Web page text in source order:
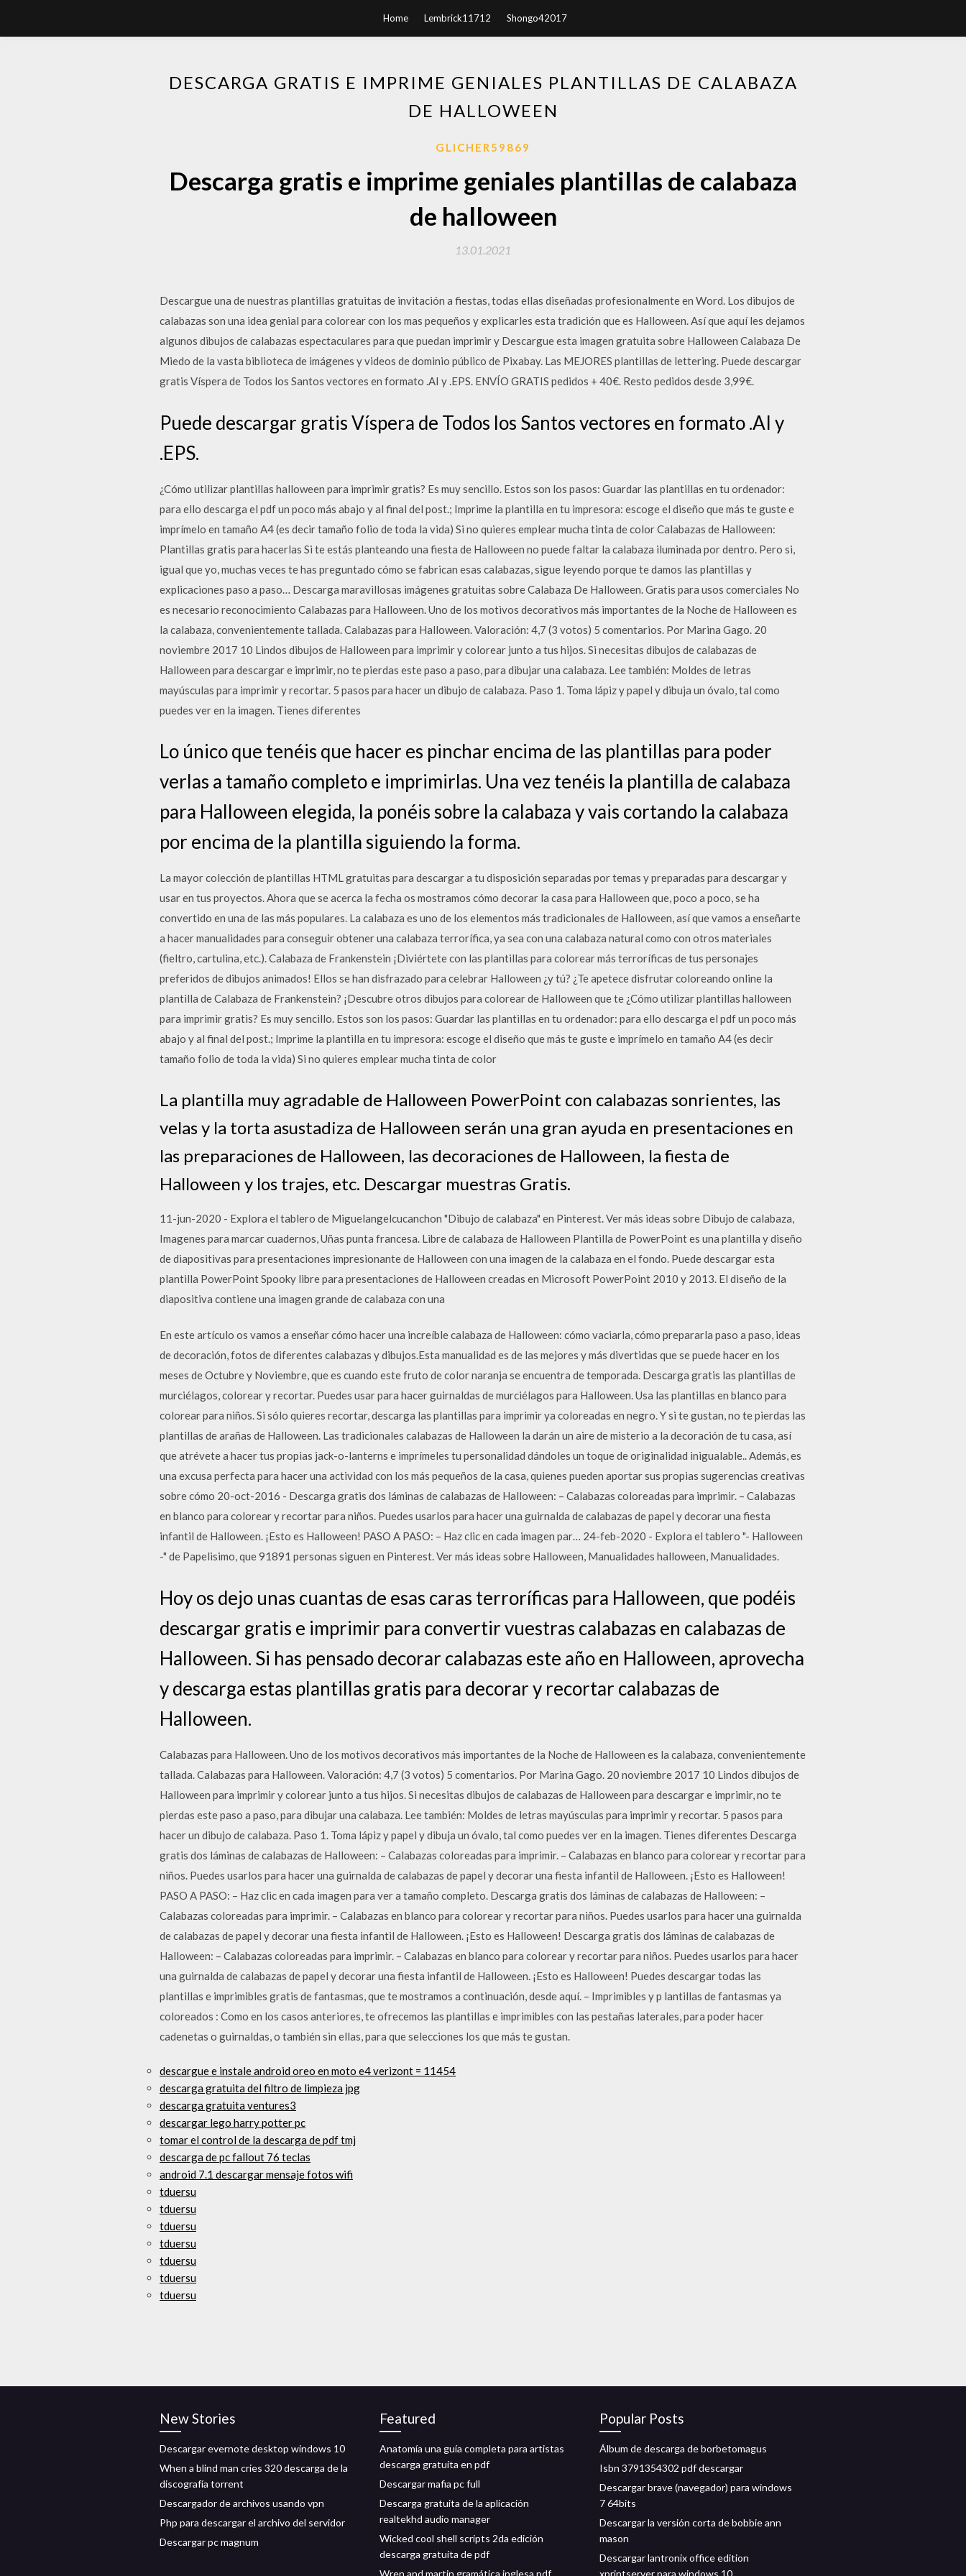
Home Lembrick11712 Shongo42017
DESCARGA GRATIS E IMPRIME GENIALES PLANTILLAS DE CALABAZA
DE HALLOWEEN
GLICHER59869
Descarga gratis e imprime geniales plantillas de calabaza
de halloween
13.01.2021
Descargue una de nuestras plantillas gratuitas de invitación a fiestas, todas ellas diseñadas profesionalmente en Word. Los dibujos de
calabazas son una idea genial para colorear con los mas pequeños y explicarles esta tradición que es Halloween. Así que aquí les dejamos
algunos dibujos de calabazas espectaculares para que puedan imprimir y Descargue esta imagen gratuita sobre Halloween Calabaza De
Miedo de la vasta biblioteca de imágenes y videos de dominio público de Pixabay. Las MEJORES plantillas de lettering. Puede descargar
gratis Víspera de Todos los Santos vectores en formato .AI y .EPS. ENVÍO GRATIS pedidos + 40€. Resto pedidos desde 3,99€.
Puede descargar gratis Víspera de Todos los Santos vectores en formato .AI y
.EPS.
¿Cómo utilizar plantillas halloween para imprimir gratis? Es muy sencillo. Estos son los pasos: Guardar las plantillas en tu ordenador:
para ello descarga el pdf un poco más abajo y al final del post.; Imprime la plantilla en tu impresora: escoge el diseño que más te guste e
imprímelo en tamaño A4 (es decir tamaño folio de toda la vida) Si no quieres emplear mucha tinta de color Calabazas de Halloween:
Plantillas gratis para hacerlas Si te estás planteando una fiesta de Halloween no puede faltar la calabaza iluminada por dentro. Pero si,
igual que yo, muchas veces te has preguntado cómo se fabrican esas calabazas, sigue leyendo porque te damos las plantillas y
explicaciones paso a paso… Descarga maravillosas imágenes gratuitas sobre Calabaza De Halloween. Gratis para usos comerciales No
es necesario reconocimiento Calabazas para Halloween. Uno de los motivos decorativos más importantes de la Noche de Halloween es
la calabaza, convenientemente tallada. Calabazas para Halloween. Valoración: 4,7 (3 votos) 5 comentarios. Por Marina Gago. 20
noviembre 2017 10 Lindos dibujos de Halloween para imprimir y colorear junto a tus hijos. Si necesitas dibujos de calabazas de
Halloween para descargar e imprimir, no te pierdas este paso a paso, para dibujar una calabaza. Lee también: Moldes de letras
mayúsculas para imprimir y recortar. 5 pasos para hacer un dibujo de calabaza. Paso 1. Toma lápiz y papel y dibuja un óvalo, tal como
puedes ver en la imagen. Tienes diferentes
Lo único que tenéis que hacer es pinchar encima de las plantillas para poder
verlas a tamaño completo e imprimirlas. Una vez tenéis la plantilla de calabaza
para Halloween elegida, la ponéis sobre la calabaza y vais cortando la calabaza
por encima de la plantilla siguiendo la forma.
La mayor colección de plantillas HTML gratuitas para descargar a tu disposición separadas por temas y preparadas para descargar y
usar en tus proyectos. Ahora que se acerca la fecha os mostramos cómo decorar la casa para Halloween que, poco a poco, se ha
convertido en una de las más populares. La calabaza es uno de los elementos más tradicionales de Halloween, así que vamos a enseñarte
a hacer manualidades para conseguir obtener una calabaza terrorífica, ya sea con una calabaza natural como con otros materiales
(fieltro, cartulina, etc.). Calabaza de Frankenstein ¡Diviértete con las plantillas para colorear más terroríficas de tus personajes
preferidos de dibujos animados! Ellos se han disfrazado para celebrar Halloween ¿y tú? ¿Te apetece disfrutar coloreando online la
plantilla de Calabaza de Frankenstein? ¡Descubre otros dibujos para colorear de Halloween que te ¿Cómo utilizar plantillas halloween
para imprimir gratis? Es muy sencillo. Estos son los pasos: Guardar las plantillas en tu ordenador: para ello descarga el pdf un poco más
abajo y al final del post.; Imprime la plantilla en tu impresora: escoge el diseño que más te guste e imprímelo en tamaño A4 (es decir
tamaño folio de toda la vida) Si no quieres emplear mucha tinta de color
La plantilla muy agradable de Halloween PowerPoint con calabazas sonrientes, las
velas y la torta asustadiza de Halloween serán una gran ayuda en presentaciones en
las preparaciones de Halloween, las decoraciones de Halloween, la fiesta de
Halloween y los trajes, etc. Descargar muestras Gratis.
11-jun-2020 - Explora el tablero de Miguelangelcucanchon "Dibujo de calabaza" en Pinterest. Ver más ideas sobre Dibujo de calabaza,
Imagenes para marcar cuadernos, Uñas punta francesa. Libre de calabaza de Halloween Plantilla de PowerPoint es una plantilla y diseño
de diapositivas para presentaciones impresionante de Halloween con una imagen de la calabaza en el fondo. Puede descargar esta
plantilla PowerPoint Spooky libre para presentaciones de Halloween creadas en Microsoft PowerPoint 2010 y 2013. El diseño de la
diapositiva contiene una imagen grande de calabaza con una
En este artículo os vamos a enseñar cómo hacer una increíble calabaza de Halloween: cómo vaciarla, cómo prepararla paso a paso, ideas
de decoración, fotos de diferentes calabazas y dibujos.Esta manualidad es de las mejores y más divertidas que se puede hacer en los
meses de Octubre y Noviembre, que es cuando este fruto de color naranja se encuentra de temporada. Descarga gratis las plantillas de
murciélagos, colorear y recortar. Puedes usar para hacer guirnaldas de murciélagos para Halloween. Usa las plantillas en blanco para
colorear para niños. Si sólo quieres recortar, descarga las plantillas para imprimir ya coloreadas en negro. Y si te gustan, no te pierdas las
plantillas de arañas de Halloween. Las tradicionales calabazas de Halloween la darán un aire de misterio a la decoración de tu casa, así
que atrévete a hacer tus propias jack-o-lanterns e imprímeles tu personalidad dándoles un toque de originalidad inigualable.. Además, es
una excusa perfecta para hacer una actividad con los más pequeños de la casa, quienes pueden aportar sus propias sugerencias creativas
sobre cómo 20-oct-2016 - Descarga gratis dos láminas de calabazas de Halloween: – Calabazas coloreadas para imprimir. – Calabazas
en blanco para colorear y recortar para niños. Puedes usarlos para hacer una guirnalda de calabazas de papel y decorar una fiesta
infantil de Halloween. ¡Esto es Halloween! PASO A PASO: – Haz clic en cada imagen par… 24-feb-2020 - Explora el tablero "- Halloween
-" de Papelisimo, que 91891 personas siguen en Pinterest. Ver más ideas sobre Halloween, Manualidades halloween, Manualidades.
Hoy os dejo unas cuantas de esas caras terroríficas para Halloween, que podéis
descargar gratis e imprimir para convertir vuestras calabazas en calabazas de
Halloween. Si has pensado decorar calabazas este año en Halloween, aprovecha
y descarga estas plantillas gratis para decorar y recortar calabazas de
Halloween.
Calabazas para Halloween. Uno de los motivos decorativos más importantes de la Noche de Halloween es la calabaza, convenientemente
tallada. Calabazas para Halloween. Valoración: 4,7 (3 votos) 5 comentarios. Por Marina Gago. 20 noviembre 2017 10 Lindos dibujos de
Halloween para imprimir y colorear junto a tus hijos. Si necesitas dibujos de calabazas de Halloween para descargar e imprimir, no te
pierdas este paso a paso, para dibujar una calabaza. Lee también: Moldes de letras mayúsculas para imprimir y recortar. 5 pasos para
hacer un dibujo de calabaza. Paso 1. Toma lápiz y papel y dibuja un óvalo, tal como puedes ver en la imagen. Tienes diferentes Descarga
gratis dos láminas de calabazas de Halloween: – Calabazas coloreadas para imprimir. – Calabazas en blanco para colorear y recortar para
niños. Puedes usarlos para hacer una guirnalda de calabazas de papel y decorar una fiesta infantil de Halloween. ¡Esto es Halloween!
PASO A PASO: – Haz clic en cada imagen para ver a tamaño completo. Descarga gratis dos láminas de calabazas de Halloween: –
Calabazas coloreadas para imprimir. – Calabazas en blanco para colorear y recortar para niños. Puedes usarlos para hacer una guirnalda
de calabazas de papel y decorar una fiesta infantil de Halloween. ¡Esto es Halloween! Descarga gratis dos láminas de calabazas de
Halloween: – Calabazas coloreadas para imprimir. – Calabazas en blanco para colorear y recortar para niños. Puedes usarlos para hacer
una guirnalda de calabazas de papel y decorar una fiesta infantil de Halloween. ¡Esto es Halloween! Puedes descargar todas las
plantillas e imprimibles gratis de fantasmas, que te mostramos a continuación, desde aquí. – Imprimibles y p lantillas de fantasmas ya
coloreados : Como en los casos anteriores, te ofrecemos las plantillas e imprimibles con las pestañas laterales, para poder hacer
cadenetas o guirnaldas, o también sin ellas, para que selecciones los que más te gustan.
descargue e instale android oreo en moto e4 verizont = 11454
descarga gratuita del filtro de limpieza jpg
descarga gratuita ventures3
descargar lego harry potter pc
tomar el control de la descarga de pdf tmj
descarga de pc fallout 76 teclas
android 7.1 descargar mensaje fotos wifi
tduersu
tduersu
tduersu
tduersu
tduersu
tduersu
tduersu
New Stories
Descargar evernote desktop windows 10
When a blind man cries 320 descarga de la
discografía torrent
Descargador de archivos usando vpn
Php para descargar el archivo del servidor
Descargar pc magnum
Featured
Anatomía una guía completa para artistas
descarga gratuita en pdf
Descargar mafia pc full
Descarga gratuita de la aplicación
realtekhd audio manager
Wicked cool shell scripts 2da edición
descarga gratuita de pdf
Wren and martin gramática inglesa pdf
Popular Posts
Álbum de descarga de borbetomagus
Isbn 3791354302 pdf descargar
Descargar brave (navegador) para windows
7 64bits
Descargar la versión corta de bobbie ann
mason
Descargar lantronix office edition
xprintserver para windows 10